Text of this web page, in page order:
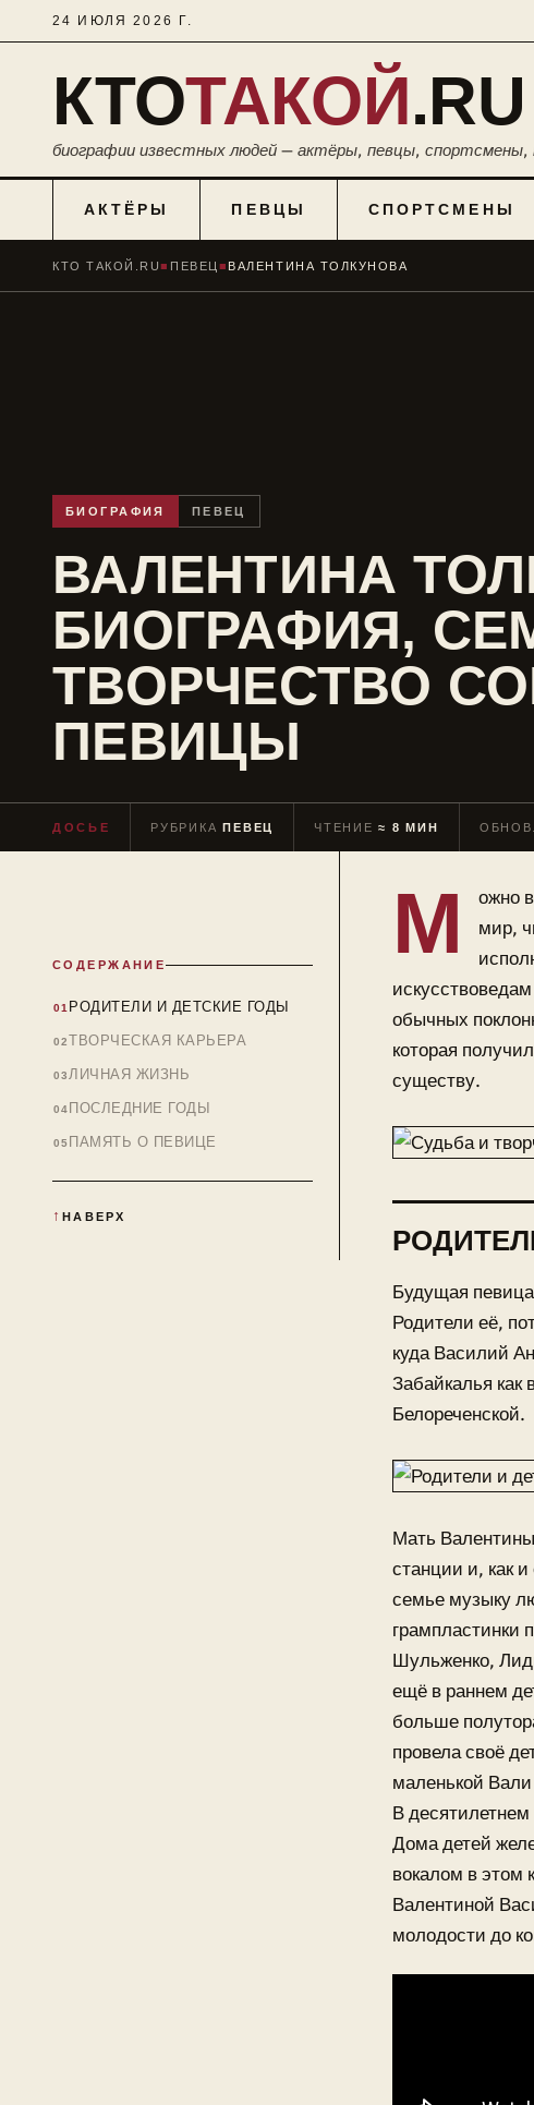
24 ИЮЛЯ 2026 Г.
КТОТАКОЙ.RU
биографии известных людей — актёры, певцы, спортсмены,
АКТЁРЫ ПЕВЦЫ СПОРТСМЕНЫ
КТО ТАКОЙ.RU■ ПЕВЕЦ ■ ВАЛЕНТИНА ТОЛКУНОВА
БИОГРАФИЯ ПЕВЕЦ
ВАЛЕНТИНА
БИОГРАФИЯ,
ТВОРЧЕСТВО
ПЕВИЦЫ
ДОСЬЕ РУБРИКАПЕВЕЦ ЧТЕНИЕ≈ 8 МИН
СОДЕРЖАНИЕ
РОДИТЕЛИ И ДЕТСКИЕ ГОДЫ
ТВОРЧЕСКАЯ КАРЬЕРА
ЛИЧНАЯ ЖИЗНЬ
ПОСЛЕДНИЕ ГОДЫ
ПАМЯТЬ О ПЕВИЦЕ
НАВЕРХ
М
ожно
мир,
обычных
которая
существу.
Будущая
Родители её,
куда Василий
Забайкалья как
Белореченской.
Мать
станции и, как
семье музыку
грампластинки
Шульженко,
ещё в раннем
больше
провела своё
маленькой
В десятилетнем
Дома детей
вокалом в этом
Валентиной
молодости до